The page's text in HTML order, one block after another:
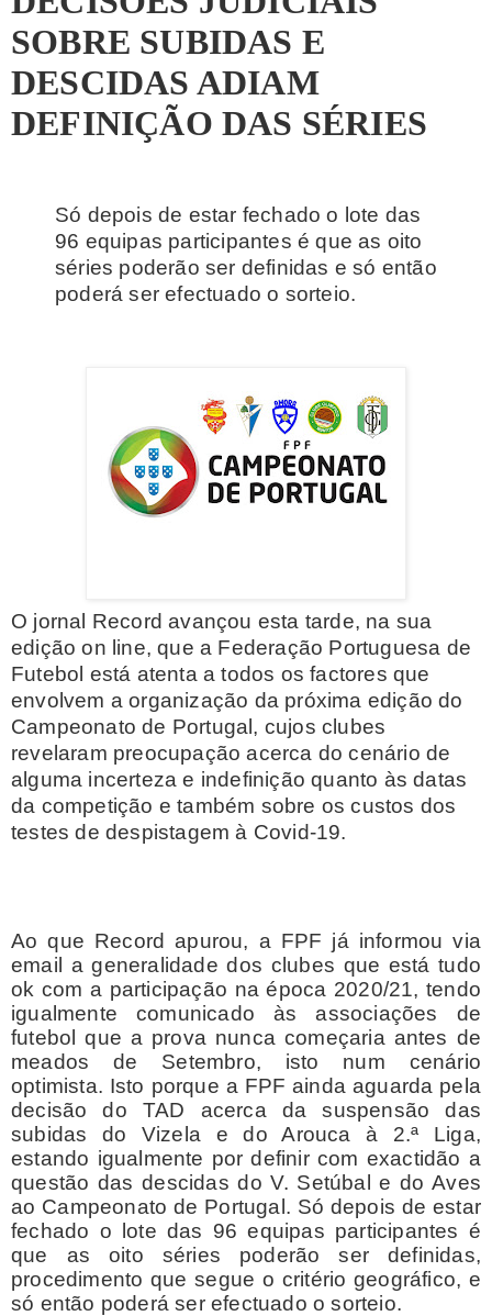
SOBRE SUBIDAS E
DESCIDAS ADIAM
DEFINIÇÃO DAS SÉRIES
Só depois de estar fechado o lote das
96 equipas participantes é que as oito
séries poderão ser definidas e só então
poderá ser efectuado o sorteio.
O jornal Record avançou esta tarde, na sua
edição on line, que a Federação Portuguesa de
Futebol está atenta a todos os factores que
envolvem a organização da próxima edição do
Campeonato de Portugal, cujos clubes
revelaram preocupação acerca do cenário de
alguma incerteza e indefinição quanto às datas
da competição e também sobre os custos dos
testes de despistagem à Covid-19.
Ao que Record apurou, a FPF já informou via
email a generalidade dos clubes que está tudo
ok com a participação na época 2020/21, tendo
igualmente comunicado às associações de
futebol que a prova nunca começaria antes de
meados de Setembro, isto num cenário
optimista. Isto porque a FPF ainda aguarda pela
decisão do TAD acerca da suspensão das
subidas do Vizela e do Arouca à 2.ª Liga,
estando igualmente por definir com exactidão a
questão das descidas do V. Setúbal e do Aves
ao Campeonato de Portugal. Só depois de estar
fechado o lote das 96 equipas participantes é
que as oito séries poderão ser definidas,
procedimento que segue o critério geográfico, e
só então poderá ser efectuado o sorteio.